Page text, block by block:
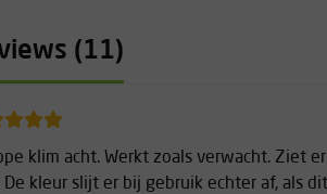
(11)
klim acht. Werkt zoals verwacht. Ziet
De kleur slijt er bij gebruik echter af, als